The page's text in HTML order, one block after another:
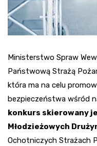
Ministerstwo Spraw
Państwową Strażą
która ma na celu
bezpieczeństwa wśród
konkurs skierowany
Młodzieżowych
Ochotniczych Strażach